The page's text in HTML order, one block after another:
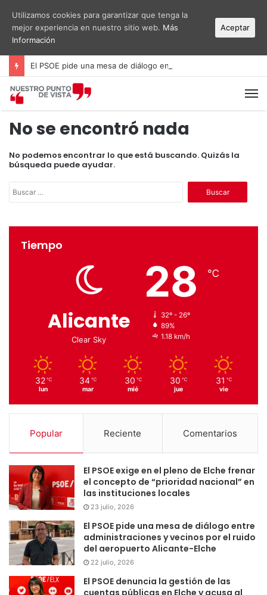
No se encontró nada
No podemos encontrar lo que está buscando. Quizás la
búsqueda puede ayudar.
c
Tiempo
Alicante
Clear Sky
28 ℃
32º - 26º
89%
1.18 km/h
32 ℃
lun
34 ℃
mar
30 ℃
mié
30 ℃
jue
31 ℃
vie
Popular Reciente Comentarios
El PSOE exige en el pleno de Elche frenar
el concepto de “prioridad nacional” en
las instituciones locales
23 julio, 2026
El PSOE pide una mesa de diálogo entre
administraciones y vecinos por el ruido
del aeropuerto Alicante-Elche
22 julio, 2026
El PSOE denuncia la gestión de las
cuentas públicas en Elche y acusa al
Utilizamos cookies para garantizar que tenga la
mejor experiencia en nuestro sitio web. Más
Información
Aceptar